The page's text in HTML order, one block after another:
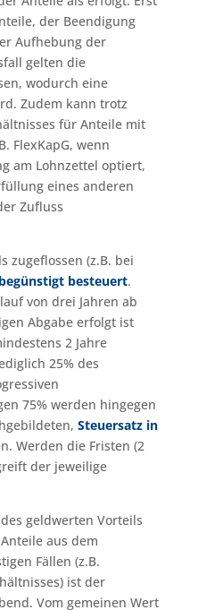
der Beendigung
Aufhebung der
gelten die
wodurch eine
Zudem kann trotz
für Anteile mit
FlexKapG, wenn
am Lohnzettel optiert,
eines anderen
Zufluss
zugeflossen (z.B. bei
begünstigt besteuert.
von drei Jahren ab
Abgabe erfolgt ist
2 Jahre
25% des
75% werden hingegen
Steuersatz in
Werden die Fristen (2
der jeweilige
geldwerten Vorteils
aus dem
Fällen (z.B.
ist der
Vom gemeinen Wert